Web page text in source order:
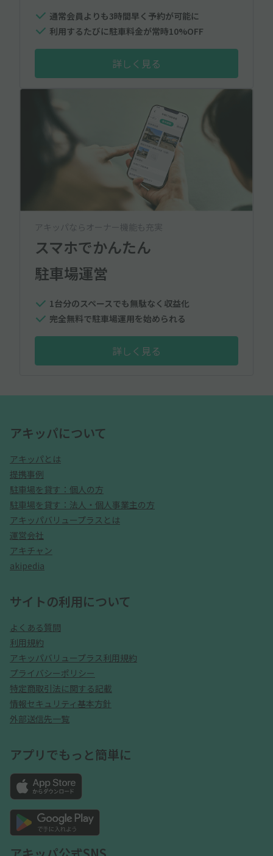
通常会員よりも3時間早く予約が可能に
利用するたびに駐車料金が常時10%OFF
詳しく見る
アキッパならオーナー機能も充実
スマホでかんたん
駐車場運営
1台分のスペースでも無駄なく収益化
完全無料で駐車場運用を始められる
詳しく見る
アキッパについて
アキッパとは
提携事例
駐車場を貸す：個人の方
駐車場を貸す：法人・個人事業主の方
アキッパバリュープラスとは
運営会社
アキチャン
akipedia
サイトの利用について
よくある質問
利用規約
アキッパバリュープラス利用規約
プライバシーポリシー
特定商取引法に関する記載
情報セキュリティ基本方針
外部送信先一覧
アプリでもっと簡単に